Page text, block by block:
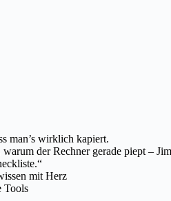
man’s wirklich kapiert.
der Rechner gerade piept –
mit Herz
Tools